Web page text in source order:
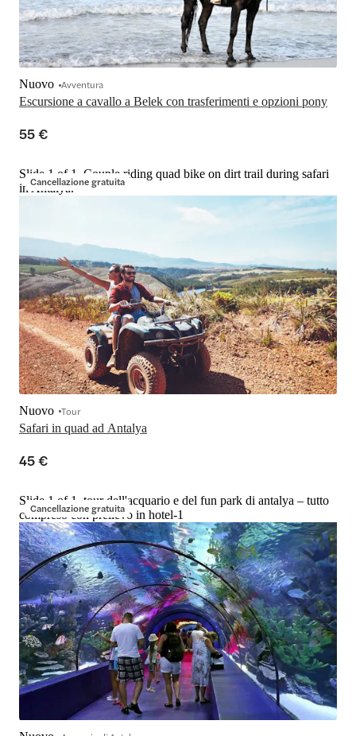
Escursione a cavallo a Belek con trasferimenti e opzioni pony
Nuovo Avventura
55 €
Cancellazione gratuita
Slide 1 of 1, Couple riding quad bike on dirt trail during safari
in Antalya.
Safari in quad ad Antalya
Nuovo Tour
45 €
Cancellazione gratuita
Slide 1 of 1, tour dell'acquario e del fun park di antalya – tutto
compreso con prelievo in hotel-1